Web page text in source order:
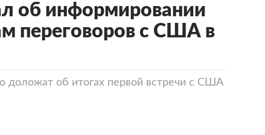
об информировании
переговоров с США в
доложат об итогах первой встречи с США